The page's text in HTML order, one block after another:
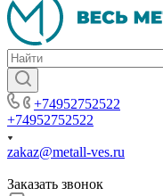
+74952752522
+74952752522
zakaz@metall-ves.ru
Заказать звонок